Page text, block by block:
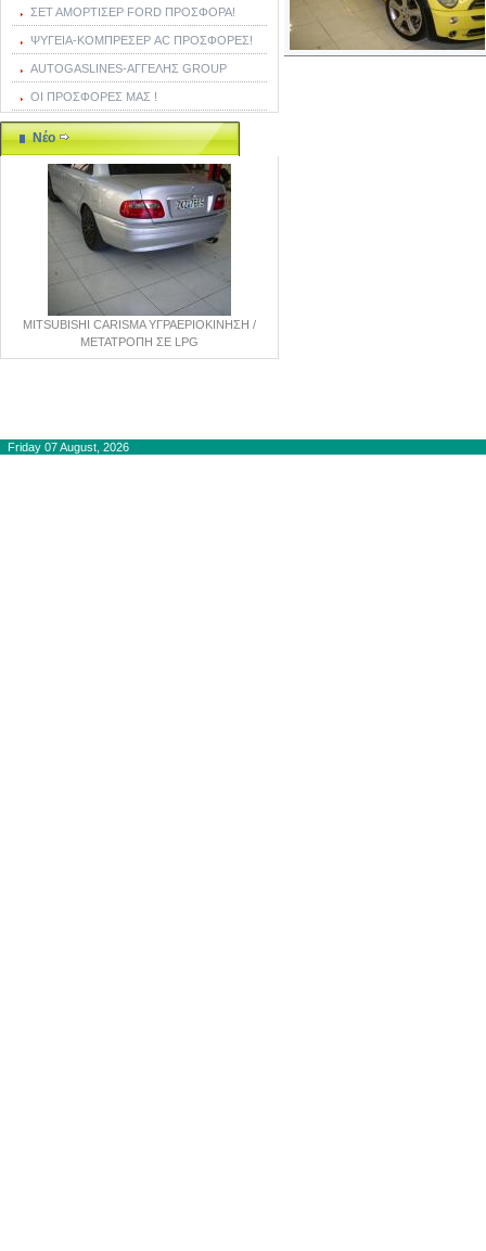
ΣΕΤ ΑΜΟΡΤΙΣΕΡ FORD ΠΡΟΣΦΟΡΑ!
ΨΥΓΕΙΑ-ΚΟΜΠΡΕΣΕΡ AC ΠΡΟΣΦΟΡΕΣ!
AUTOGASLINES-ΑΓΓΕΛΗΣ GROUP
ΟΙ ΠΡΟΣΦΟΡΕΣ ΜΑΣ !
Νέο
MITSUBISHI CARISMA ΥΓΡΑΕΡΙΟΚΙΝΗΣΗ /
ΜΕΤΑΤΡΟΠΗ ΣΕ LPG
Friday 07 August, 2026